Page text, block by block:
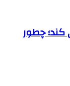
کند؛ چطور